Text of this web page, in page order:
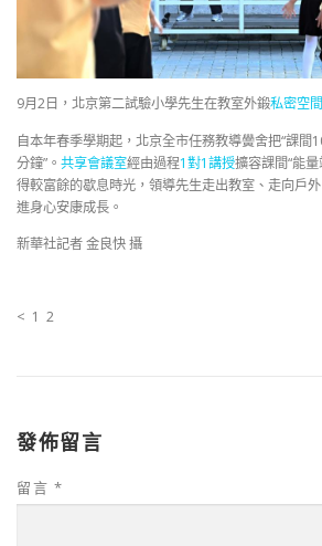
9月2日，北京第二試驗小學先生在教室外鍛私密空間
自本年春季學期起，北京全市任務教導黌舍把“課間
分鐘”。 共享會議室經由過程1對1講授擴容課間“能
得較富餘的歇息時光，領導先生走出教室、走向戶
進身心安康成長。
新華社記者 金良快 攝
< 1 2
發佈留言
留言 *